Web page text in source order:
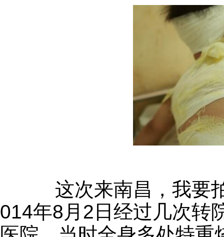
这次来南昌，我要拍
014年8月2日经过几次转